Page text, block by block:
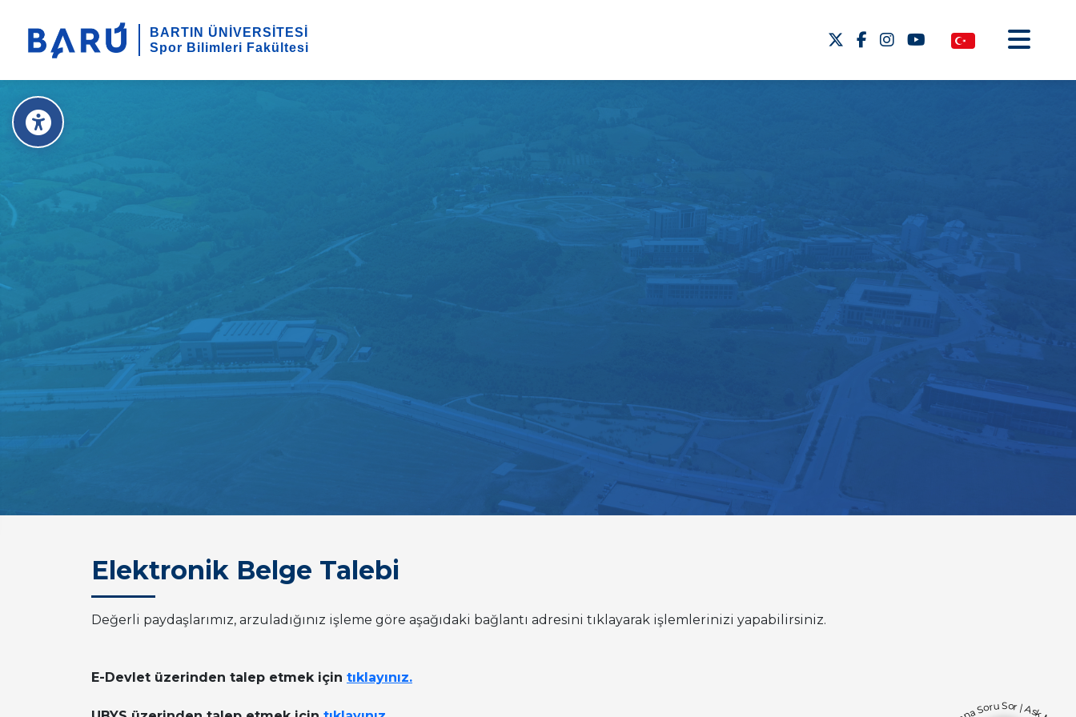
BARTIN ÜNİVERSİTESİ
Spor Bilimleri Fakültesi
Elektronik Belge Talebi
Değerli paydaşlarımız, arzuladığınız işleme göre aşağıdaki bağlantı adresini tıklayarak işlemlerinizi yapabilirsiniz.
E-Devlet üzerinden talep etmek için tıklayınız.